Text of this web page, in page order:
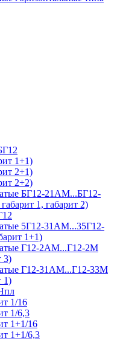
1+1)
2+1)
2+2)
БГ12-21АМ...БГ12-
1, габарит 2)
5Г12-31АМ...35Г12-
1+1)
Г12-2АМ...Г12-2М
3)
Г12-31АМ...Г12-33М
1)
1/16
1/6,3
1+1/16
1+1/6,3